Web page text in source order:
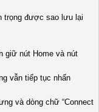
trọng được sao lưu lại
giữ nút Home và nút
vẫn tiếp tục nhấn
và dòng chữ “Connect